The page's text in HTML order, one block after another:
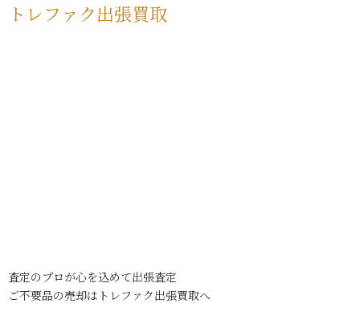
トレファク出張買取
査定のプロが心を込めて出張査定
ご不要品の売却はトレファク出張買取へ